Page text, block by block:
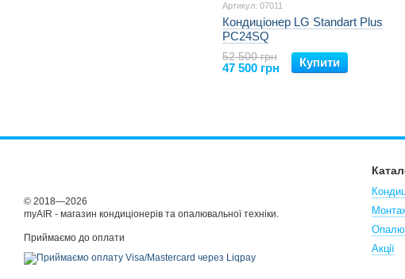
Артикул: 07011
Кондиціонер LG Standart Plus
PC24SQ
52 500 грн
47 500 грн Купити
© 2018—2026
myAIR - магазин кондиціонерів та опалювальної техніки.
Приймаємо до оплати
Акції